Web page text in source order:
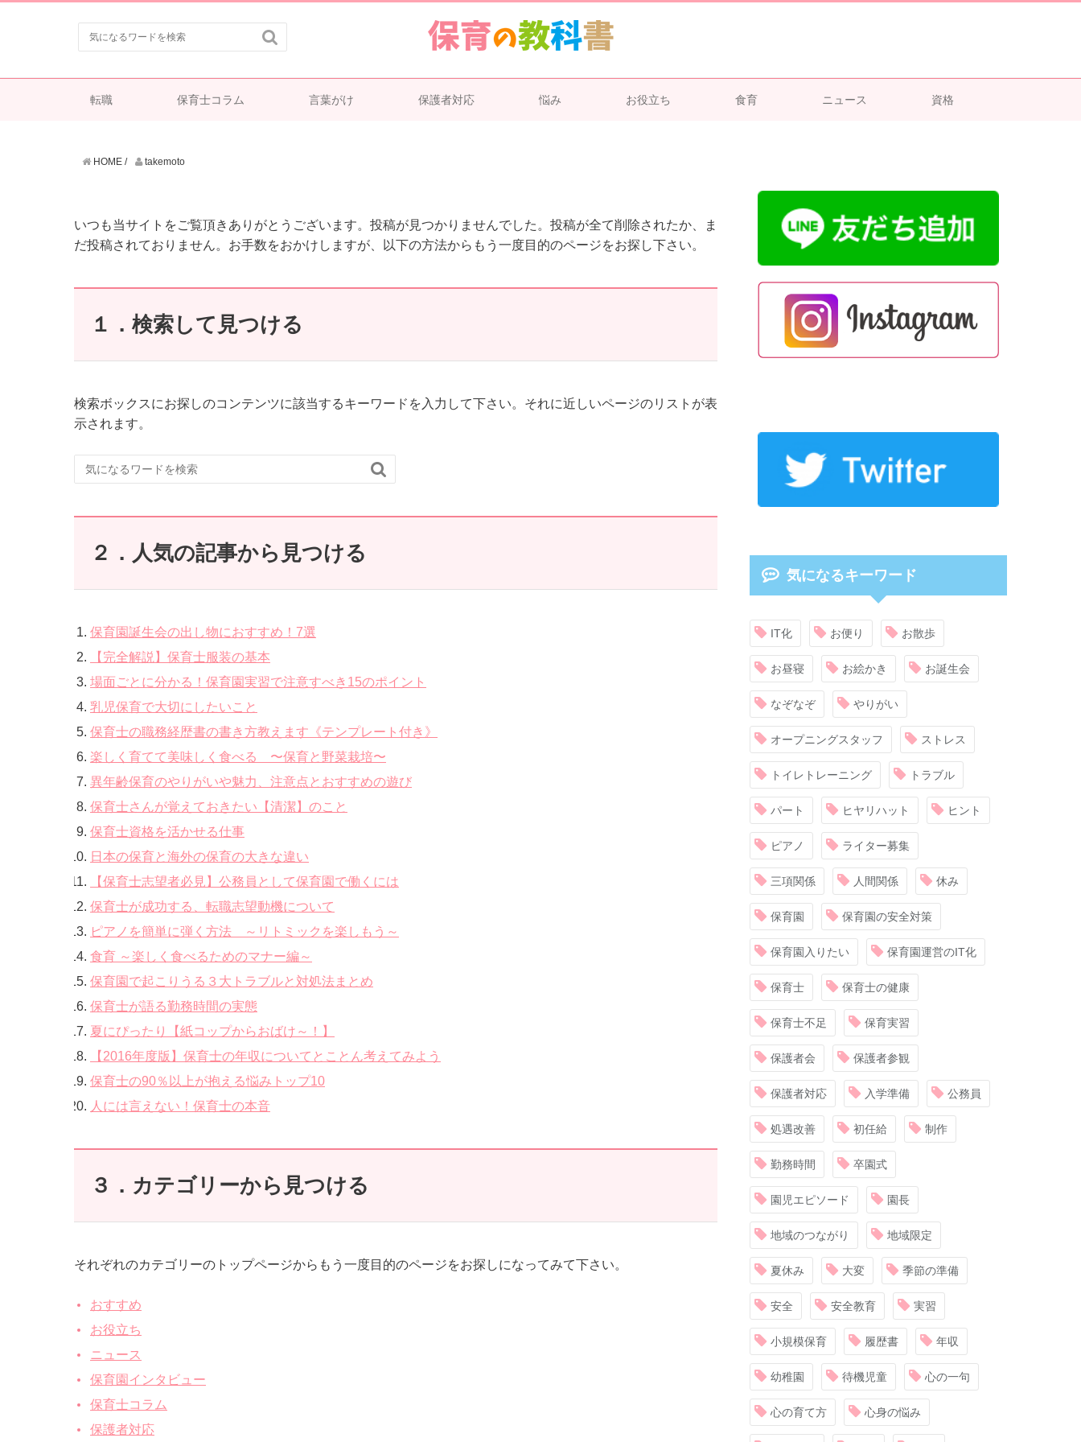

転職 保育士コラム 言葉がけ 保護者対応 悩み お役立ち 食育 ニュース 資格
HOME / takemoto
いつも当サイトをご覧頂きありがとうございます。投稿が見つかりませんでした。投稿が全て削除されたか、ま
だ投稿されておりません。お手数をおかけしますが、以下の方法からもう一度目的のページをお探し下さい。
１．検索して見つける
検索ボックスにお探しのコンテンツに該当するキーワードを入力して下さい。それに近しいページのリストが表
示されます。

２．人気の記事から見つける
保育園誕生会の出し物におすすめ！7選
【完全解説】保育士服装の基本
場面ごとに分かる！保育園実習で注意すべき15のポイント
乳児保育で大切にしたいこと
保育士の職務経歴書の書き方教えます《テンプレート付き》
楽しく育てて美味しく食べる 〜保育と野菜栽培〜
異年齢保育のやりがいや魅力、注意点とおすすめの遊び
保育士さんが覚えておきたい【清潔】のこと
保育士資格を活かせる仕事
日本の保育と海外の保育の大きな違い
【保育士志望者必見】公務員として保育園で働くには
保育士が成功する、転職志望動機について
ピアノを簡単に弾く方法 ～リトミックを楽しもう～
食育 ～楽しく食べるためのマナー編～
保育園で起こりうる３大トラブルと対処法まとめ
保育士が語る勤務時間の実態
夏にぴったり【紙コップからおばけ～！】
【2016年度版】保育士の年収についてとことん考えてみよう
保育士の90％以上が抱える悩みトップ10
人には言えない！保育士の本音
３．カテゴリーから見つける
それぞれのカテゴリーのトップページからもう一度目的のページをお探しになってみて下さい。
おすすめ
お役立ち
ニュース
保育園インタビュー
保育士コラム
保護者対応
気になるキーワード
IT化 お便り お散歩
お昼寝 お絵かき お誕生会
なぞなぞ やりがい
オープニングスタッフ ストレス
トイレトレーニング トラブル
パート ヒヤリハット ヒント
ピアノ ライター募集
三項関係 人間関係 休み
保育園 保育園の安全対策
保育園入りたい 保育園運営のIT化
保育士 保育士の健康
保育士不足 保育実習
保護者会 保護者参観
保護者対応 入学準備 公務員
処遇改善 初任給 制作
勤務時間 卒園式
園児エピソード 園長
地域のつながり 地域限定
夏休み 大変 季節の準備
安全 安全教育 実習
小規模保育 履歴書 年収
幼稚園 待機児童 心の一句
心の育て方 心身の悩み